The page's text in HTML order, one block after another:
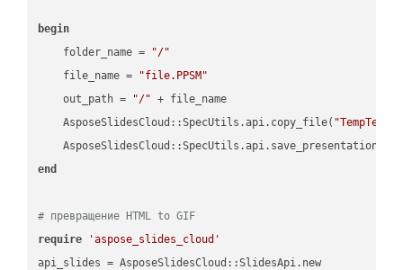
begin
    folder_name =
"/"
    file_name =
"file.PPSM"
    out_path =
"/" + file_name
    AsposeSlidesCloud::SpecUtils.api.copy_file(
end
# превращение HTML to GIF
require
'aspose_slides_cloud'
api_slides = AsposeSlidesCloud::SlidesApi.new